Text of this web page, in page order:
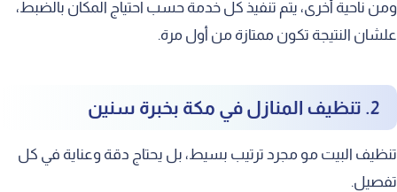
ومن ناحية أخرى، يتم تنفيذ كل خدمة حسب احتياج المكان بالضبط،
علشان النتيجة تكون ممتازة من أول مرة.
2. تنظيف المنازل في مكة بخبرة سنين
تنظيف البيت مو مجرد ترتيب بسيط، بل يحتاج دقة وعناية في كل
تفصيل.